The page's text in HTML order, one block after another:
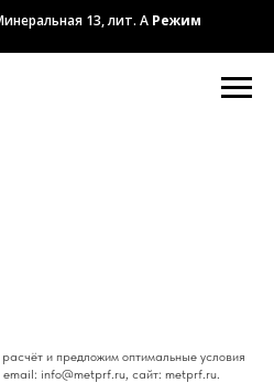
13, лит. А Режим
и предложим оптимальные условия
email: info@metprf.ru, сайт: metprf.ru.